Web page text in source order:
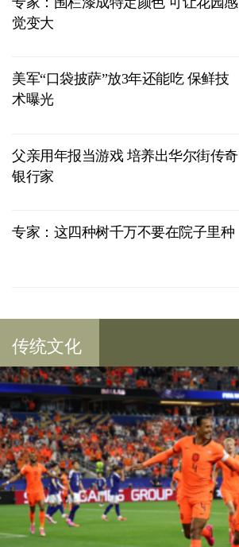
觉变大
美军“口袋披萨”放3年还能吃 保鲜技
术曝光
父亲用年报当游戏 培养出华尔街传奇
银行家
专家：这四种树千万不要在院子里种
传统文化